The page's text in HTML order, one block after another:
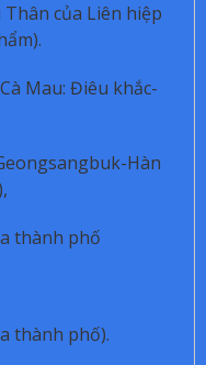
của Liên hiệp
Mau: Điêu khắc-
Hàn
thành phố
thành phố).